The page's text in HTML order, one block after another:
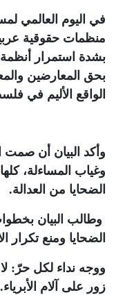
في اليوم العالمي
منظمات حقوقية
بشدة استمرار
بحق المعارضين
الواقع الأليم في
وأكد البيان أن صمت
وغياب المساءلة،
الضحايا من العدالة.
وطالب البيان
الضحايا ومنع تكرار
ووجه نداء لكل حرّ:
زور على آلام الأبرياء.